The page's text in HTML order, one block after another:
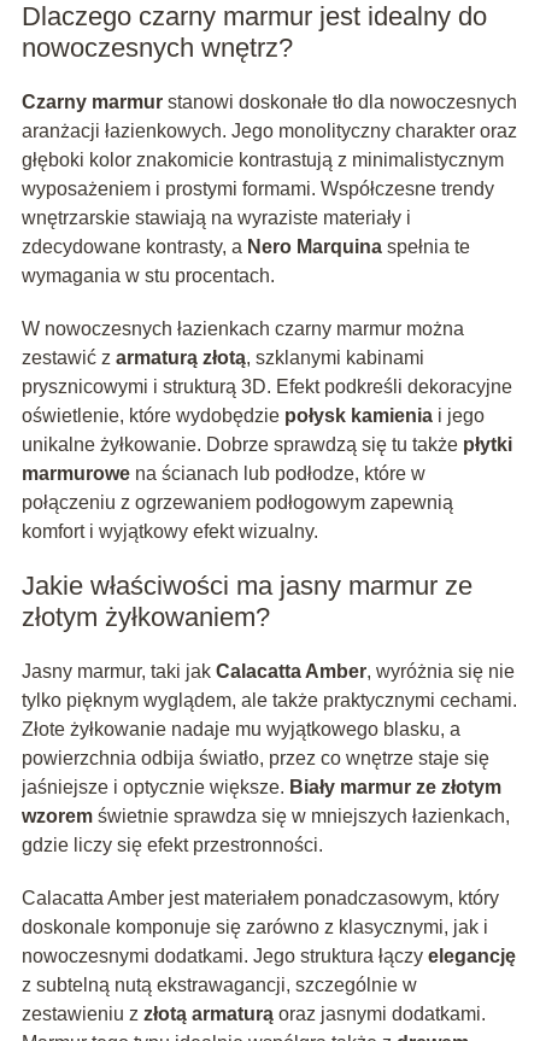
Dlaczego czarny marmur jest idealny do
nowoczesnych wnętrz?
Czarny marmurstanowi doskonałe tło dla nowoczesnych
aranżacji łazienkowych. Jego monolityczny charakter oraz
głęboki kolor znakomicie kontrastują z minimalistycznym
wyposażeniem i prostymi formami. Współczesne trendy
wnętrzarskie stawiają na wyraziste materiały i
zdecydowane kontrasty, a Nero Marquinaspełnia te
wymagania w stu procentach.
W nowoczesnych łazienkach czarny marmur można
zestawić z armaturą złotą, szklanymi kabinami
prysznicowymi i strukturą 3D. Efekt podkreśli dekoracyjne
oświetlenie, które wydobędzie połysk kamieniai jego
unikalne żyłkowanie. Dobrze sprawdzą się tu także płytki
marmurowena ścianach lub podłodze, które w
połączeniu z ogrzewaniem podłogowym zapewnią
komfort i wyjątkowy efekt wizualny.
Jakie właściwości ma jasny marmur ze
złotym żyłkowaniem?
Jasny marmur, taki jak Calacatta Amber, wyróżnia się nie
tylko pięknym wyglądem, ale także praktycznymi cechami.
Złote żyłkowanie nadaje mu wyjątkowego blasku, a
powierzchnia odbija światło, przez co wnętrze staje się
jaśniejsze i optycznie większe. Biały marmur ze złotym
wzoremświetnie sprawdza się w mniejszych łazienkach,
gdzie liczy się efekt przestronności.
Calacatta Amber jest materiałem ponadczasowym, który
doskonale komponuje się zarówno z klasycznymi, jak i
nowoczesnymi dodatkami. Jego struktura łączy elegancję
z subtelną nutą ekstrawagancji, szczególnie w
zestawieniu z złotą armaturąoraz jasnymi dodatkami.